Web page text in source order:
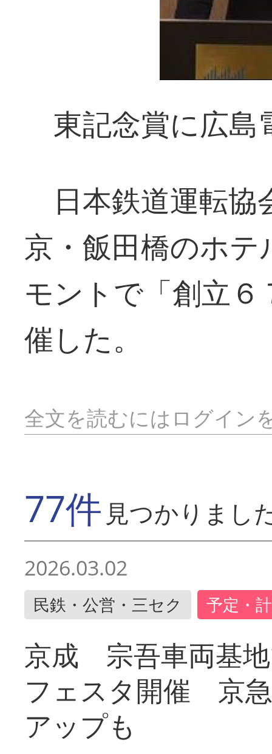
東記念賞に広島
日本鉄道運転協
京・飯田橋のホ
モントで「創立
催した。
全文を読むにはログイン
77件 見つかりまし
2026.03.02
民鉄・公営・三セク 予定・
京成 宗吾車両基
フェスタ開催 京
アップも